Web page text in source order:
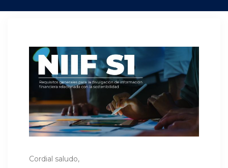
Cordial saludo,